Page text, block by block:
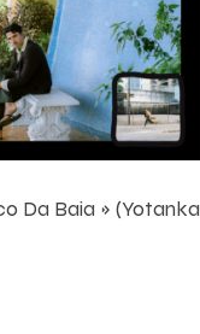
Da Baia » (Yotanka